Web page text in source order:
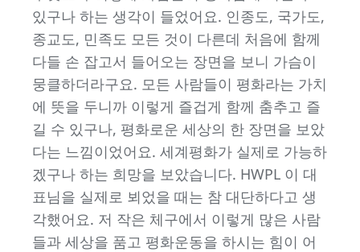
있구나 하는 생각이 들었어요. 인종도, 국가도,
종교도, 민족도 모든 것이 다른데 처음에 함께
다들 손 잡고서 들어오는 장면을 보니 가슴이
뭉클하더라구요. 모든 사람들이 평화라는 가치
에 뜻을 두니까 이렇게 즐겁게 함께 춤추고 즐
길 수 있구나, 평화로운 세상의 한 장면을 보았
다는 느낌이었어요. 세계평화가 실제로 가능하
겠구나 하는 희망을 보았습니다. HWPL 이 대
표님을 실제로 뵈었을 때는 참 대단하다고 생
각했어요. 저 작은 체구에서 이렇게 많은 사람
들과 세상을 품고 평화운동을 하시는 힘이 어